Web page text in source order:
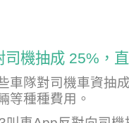
司機抽成 25%，
車隊對司機車資抽
等種種費用。